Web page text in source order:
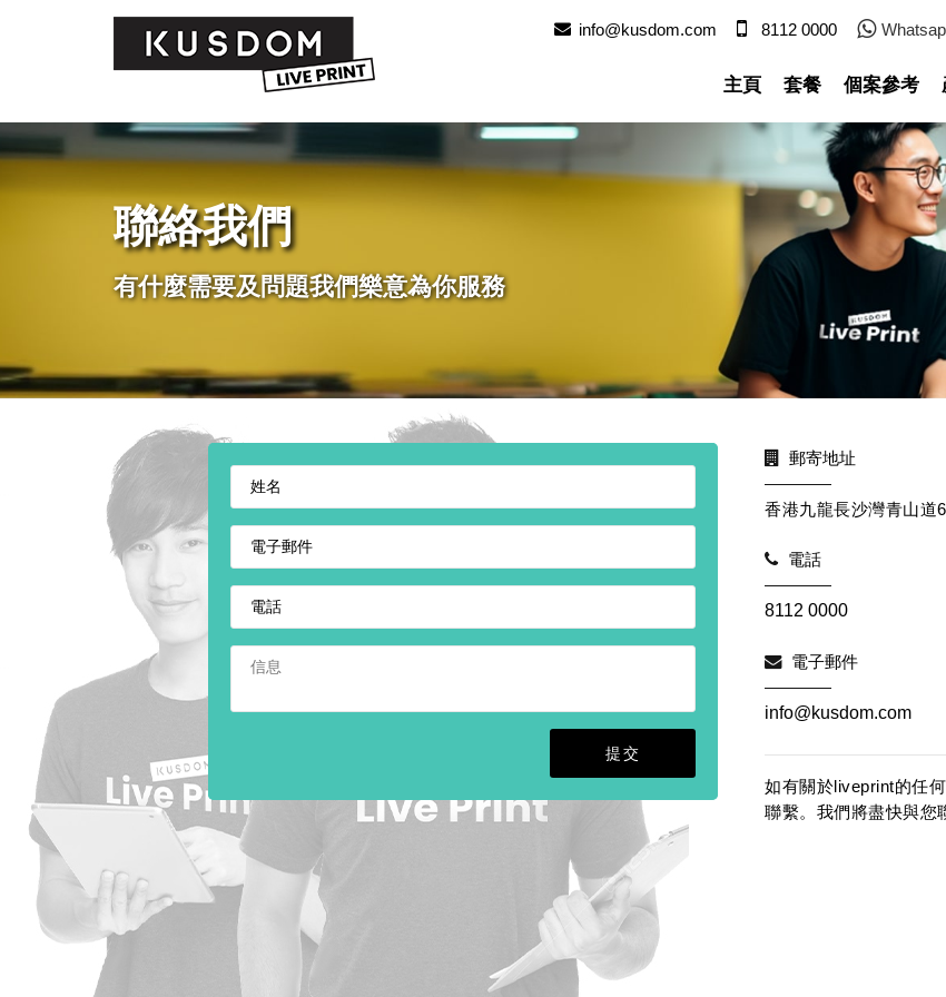
info@kusdom.com 8112 0000
主頁 套餐 個案參考
聯絡我們
有什麼需要及問題我們樂意為你服務
郵寄地址
香港九龍長沙灣青山道
電話
8112 0000
電子郵件
info@kusdom.com
如有關於liveprint的任
聯繫。我們將盡快與您